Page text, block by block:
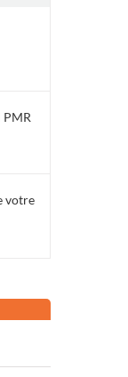
PMR
votre